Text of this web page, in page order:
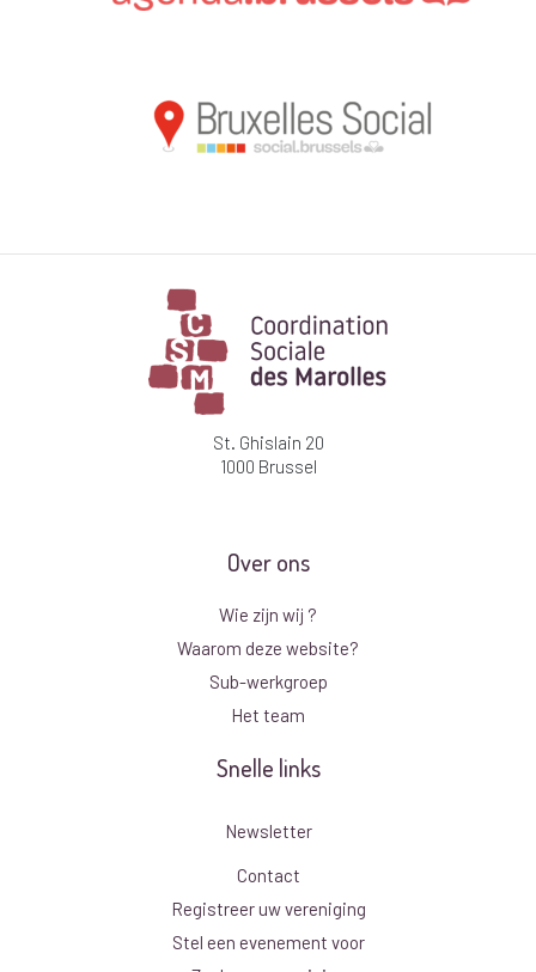
St. Ghislain 20
1000 Brussel
Over ons
Wie zijn wij ?
Waarom deze website?
Sub-werkgroep
Het team
Snelle links
Newsletter
Contact
Registreer uw vereniging
Stel een evenement voor